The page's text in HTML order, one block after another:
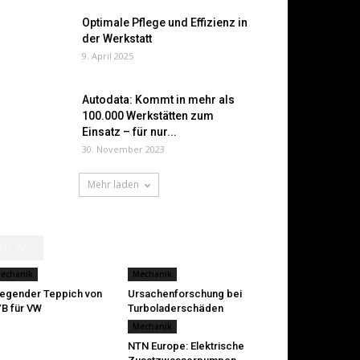
Optimale Pflege und Effizienz in
der Werkstatt
9. April 2025
Autodata: Kommt in mehr als
100.000 Werkstätten zum
Einsatz – für nur...
30. November 2023
Mehr laden
Teppich von
für VW
Mechanik
Ursachenforschung bei
Turboladerschäden
Mechanik
NTN Europe: Elektrische